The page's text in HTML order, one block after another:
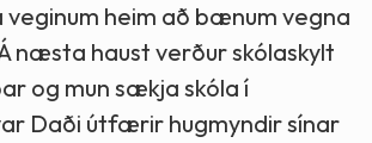
veginum heim að bænum vegna
næsta haust verður skólaskylt
og mun sækja skóla í
Daði útfærir hugmyndir sínar